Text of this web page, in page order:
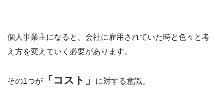
個人事業主になると、会社に雇用されていた時と色々と考
え方を変えていく必要があります。
その1つが 「コスト」 に対する意識。